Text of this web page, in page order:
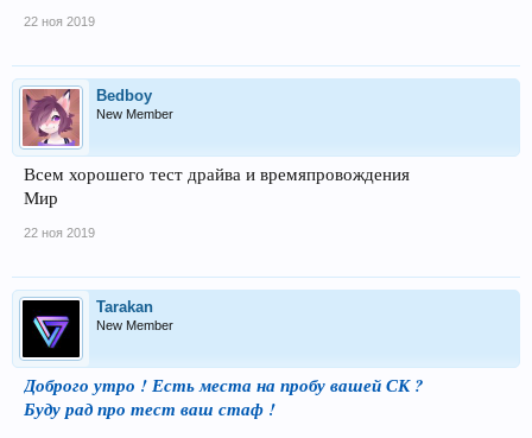
22 ноя 2019
Bedboy
New Member
Всем хорошего тест драйва и времяпровождения
Мир
22 ноя 2019
Tarakan
New Member
Доброго утро ! Есть места на пробу вашей СК ?
Буду рад про тест ваш стаф !